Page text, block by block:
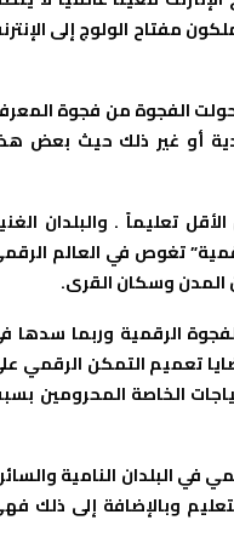
مفتاح الولوج إلى
تحولت الفجوة من فجوة
أو غير ذلك حيث بعض
تعليماً . والبلدان
تغوص في العالم
المدن وسكان القرى.
الرقمية وربما سدها
تعميم التمكن الرقمي
الخاصة المحرومين
في البلدان النامية
وبالإضافة إلى ذلك